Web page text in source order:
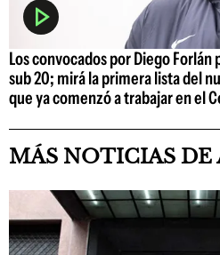
Los convocados por Diego
sub 20; mirá la primera lista del
que ya comenzó a trabajar en el
MÁS NOTICIAS DE